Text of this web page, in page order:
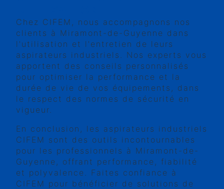
Chez CIFEM, nous accompagnons nos
clients à Miramont-de-Guyenne dans
l'utilisation et l'entretien de leurs
aspirateurs industriels. Nos experts vous
apportent des conseils personnalisés
pour optimiser la performance et la
durée de vie de vos équipements, dans
le respect des normes de sécurité en
vigueur.
En conclusion, les aspirateurs industriels
CIFEM sont des outils incontournables
pour les professionnels à Miramont-de-
Guyenne, offrant performance, fiabilité
et polyvalence. Faites confiance à
CIFEM pour bénéficier de solutions de